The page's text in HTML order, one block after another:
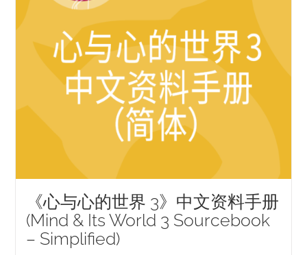
《心与心的世界 3》中文资料手册
(Mind & Its World 3 Sourcebook
– Simplified)